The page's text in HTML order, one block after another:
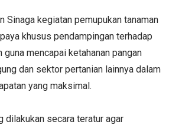
Sinaga kegiatan pemupukan tanaman
khusus pendampingan terhadap
mencapai ketahanan pangan
dan sektor pertanian lainnya dalam
yang maksimal.
dilakukan secara teratur agar